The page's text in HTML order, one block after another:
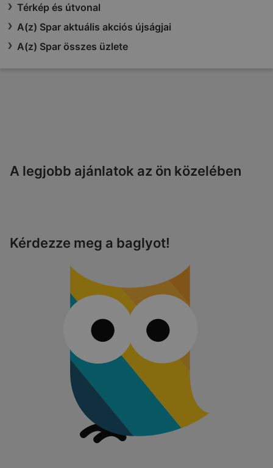
Térkép és útvonal
A(z) Spar aktuális akciós újságjai
A(z) Spar összes üzlete
A legjobb ajánlatok az ön közelében
Kérdezze meg a baglyot!